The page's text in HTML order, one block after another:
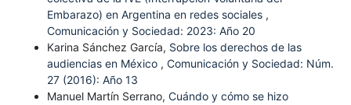
Embarazo) en Argentina en redes sociales ,
Comunicación y Sociedad: 2023: Año 20
Karina Sánchez García, Sobre los derechos de las
audiencias en México , Comunicación y Sociedad: Núm.
27 (2016): Año 13
Manuel Martín Serrano, Cuándo y cómo se hizo